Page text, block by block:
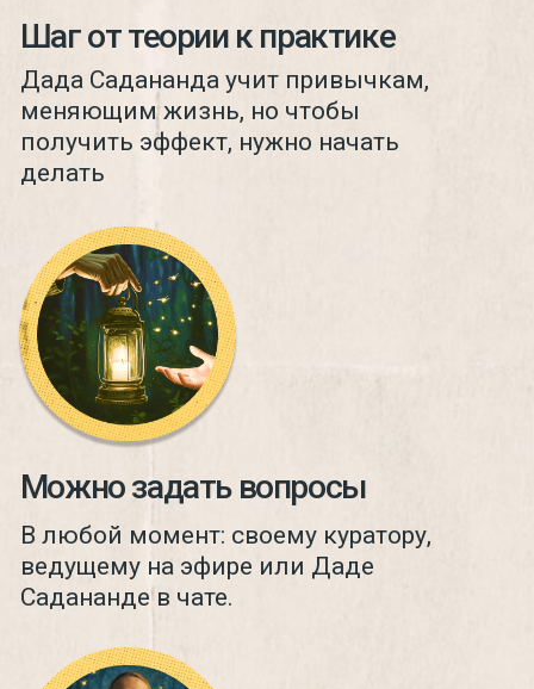
Философия йоги
взглядом древних традиций
на мироустройство,
человеческую жизнь
и ее предназначение
Кто ведет?
Поддерживающая
встреча
«Путь целостности» – живой диалог
с психологом для тех, кто проживает
каждый месяц в атмосфере
взаимной поддержки участников
Кто ведет?